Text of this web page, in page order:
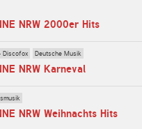
NRW 2000er Hits
Discofox Deutsche Musik
NRW Karneval
NRW Weihnachts Hits